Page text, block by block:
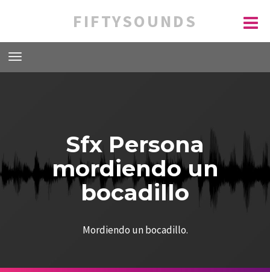
FIFTYSOUNDS
Sfx Persona
mordiendo un
bocadillo
Mordiendo un bocadillo.